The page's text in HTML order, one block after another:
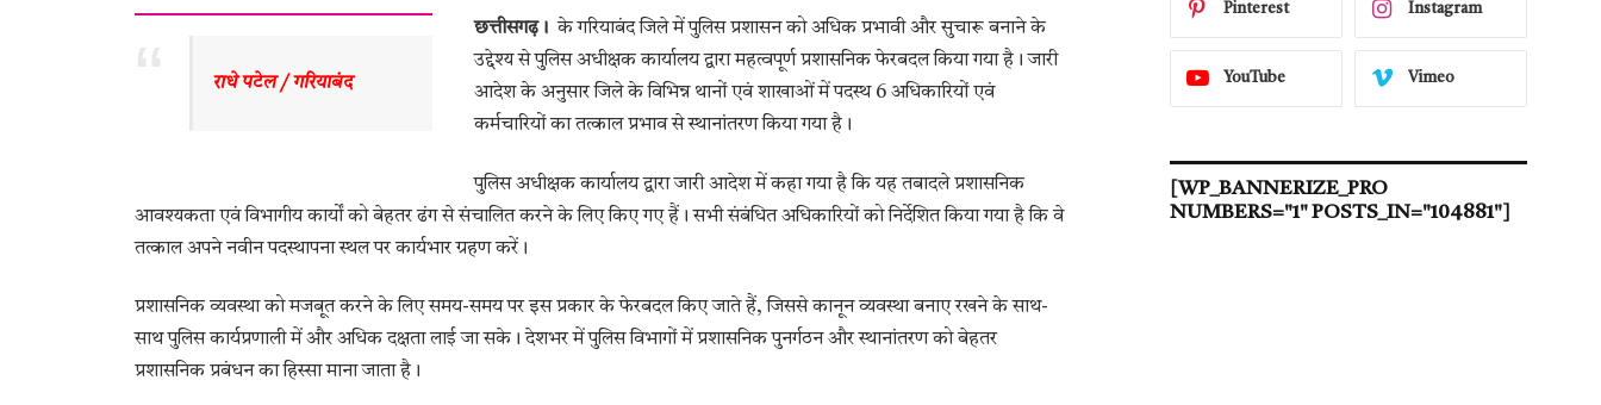
राधे पटेल / गरियाबंद
छत्तीसगढ़। के गरियाबंद जिले में पुलिस प्रशासन को अधिक प्रभावी और सुचारू बनाने के
उद्देश्य से पुलिस अधीक्षक कार्यालय द्वारा महत्वपूर्ण प्रशासनिक फेरबदल किया गया है। जारी
आदेश के अनुसार जिले के विभिन्न थानों एवं शाखाओं में पदस्थ 6 अधिकारियों एवं
कर्मचारियों का तत्काल प्रभाव से स्थानांतरण किया गया है।
पुलिस अधीक्षक कार्यालय द्वारा जारी आदेश में कहा गया है कि यह तबादले प्रशासनिक
आवश्यकता एवं विभागीय कार्यों को बेहतर ढंग से संचालित करने के लिए किए गए हैं। सभी संबंधित अधिकारियों को निर्देशित किया गया है कि वे
तत्काल अपने नवीन पदस्थापना स्थल पर कार्यभार ग्रहण करें।
प्रशासनिक व्यवस्था को मजबूत करने के लिए समय-समय पर इस प्रकार के फेरबदल किए जाते हैं, जिससे कानून व्यवस्था बनाए रखने के साथ-
साथ पुलिस कार्यप्रणाली में और अधिक दक्षता लाई जा सके। देशभर में पुलिस विभागों में प्रशासनिक पुनर्गठन और स्थानांतरण को बेहतर
प्रशासनिक प्रबंधन का हिस्सा माना जाता है।
Pinterest Instagram
YouTube Vimeo
[WP_BANNERIZE_PRO
NUMBERS="1" POSTS_IN="104881"]